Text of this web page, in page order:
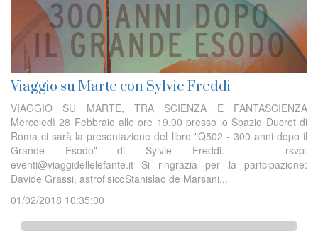
Viaggio su Marte con Sylvie Freddi
VIAGGIO SU MARTE, TRA SCIENZA E FANTASCIENZA
Mercoledì 28 Febbraio alle ore 19.00 presso lo Spazio Ducrot di
Roma ci sarà la presentazione del libro "Q502 - 300 anni dopo il
Grande Esodo" di Sylvie Freddi. rsvp:
eventi@viaggidellelefante.it Si ringrazia per la partcipazione:
Davide Grassi, astrofisicoStanislao de Marsani...
01/02/2018 10:35:00